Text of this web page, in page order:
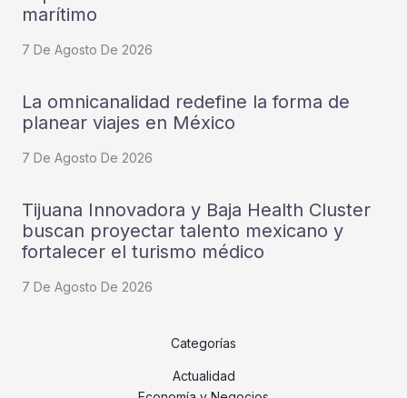
marítimo
7 De Agosto De 2026
La omnicanalidad redefine la forma de
planear viajes en México
7 De Agosto De 2026
Tijuana Innovadora y Baja Health Cluster
buscan proyectar talento mexicano y
fortalecer el turismo médico
7 De Agosto De 2026
Categorías
Actualidad